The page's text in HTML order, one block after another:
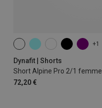
+1
Dynafit | Shorts
Short Alpine Pro 2/1 femme
72,20 €
XS S M XL